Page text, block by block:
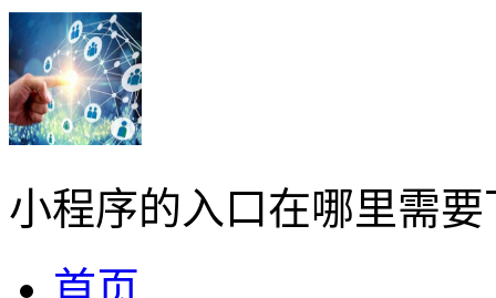
小程序的入口在哪里需要
首页